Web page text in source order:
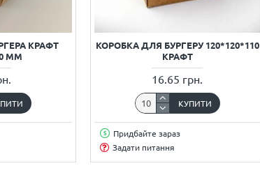
КРАФТ
ММ
КОРОБКА ДЛЯ БУРГЕРУ 120*120*110
КРАФТ
16.65 грн.
КУПИТИ
Придбайте зараз
Задати питання